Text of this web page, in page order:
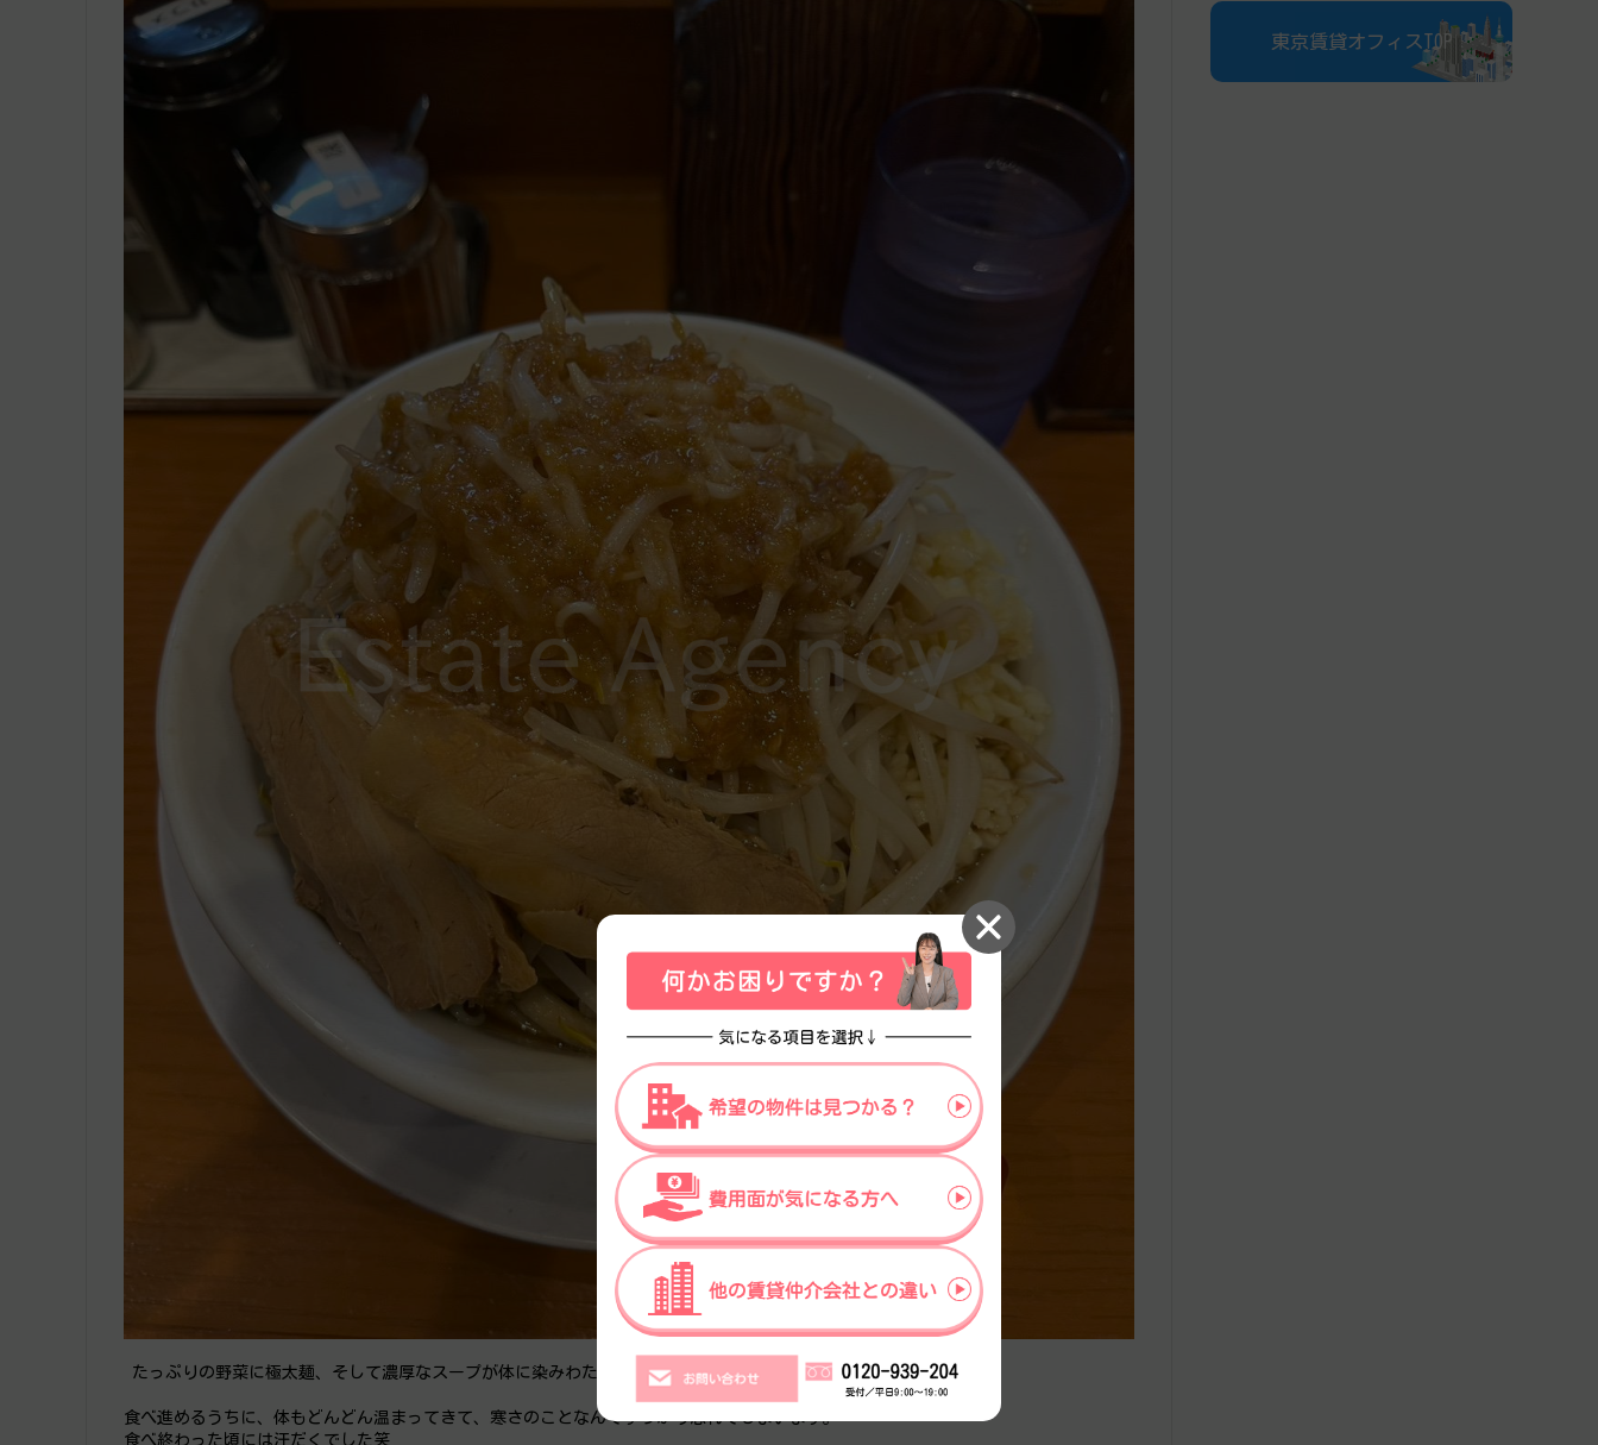
たっぷりの野菜に極太麺、そして濃厚なスープが体に染みわたります。
食べ進めるうちに、体もどんどん温まってきて、寒さのことなんてすっかり忘れてしまいます。
食べ終わった頃には汗だくでした笑
東京賃貸オフィスTOP